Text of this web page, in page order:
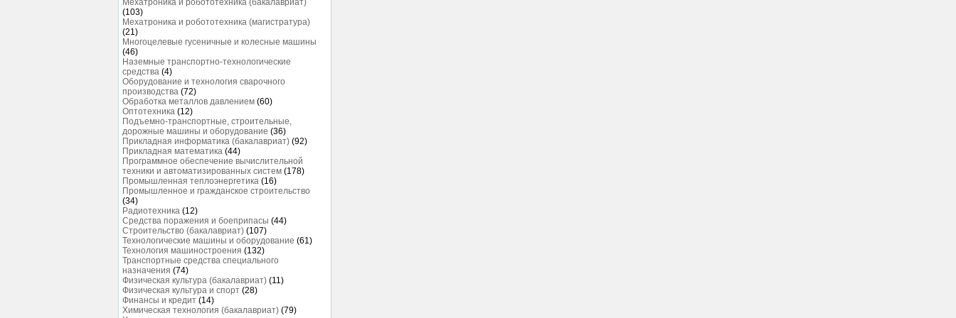
Мехатроника и робототехника (бакалавриат)
(103)
Мехатроника и робототехника (магистратура)
(21)
Многоцелевые гусеничные и колесные машины
(46)
Наземные транспортно-технологические
средства (4)
Оборудование и технология сварочного
производства (72)
Обработка металлов давлением (60)
Оптотехника (12)
Подъемно-транспортные, строительные,
дорожные машины и оборудование (36)
Прикладная информатика (бакалавриат) (92)
Прикладная математика (44)
Программное обеспечение вычислительной
техники и автоматизированных систем (178)
Промышленная теплоэнергетика (16)
Промышленное и гражданское строительство
(34)
Радиотехника (12)
Средства поражения и боеприпасы (44)
Строительство (бакалавриат) (107)
Технологические машины и оборудование (61)
Технология машиностроения (132)
Транспортные средства специального
назначения (74)
Физическая культура (бакалавриат) (11)
Физическая культура и спорт (28)
Финансы и кредит (14)
Химическая технология (бакалавриат) (79)